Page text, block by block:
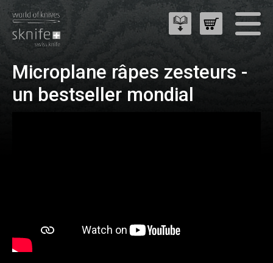
Microplane râpes zesteurs -
un bestseller mondial